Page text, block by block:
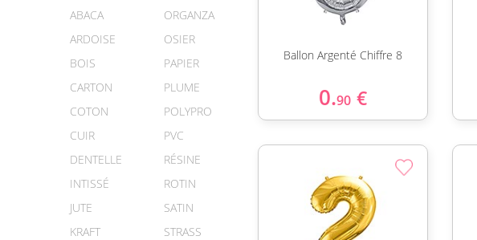
ABACA
ARDOISE
BOIS
CARTON
COTON
CUIR
DENTELLE
INTISSÉ
JUTE
KRAFT
ORGANZA
OSIER
PAPIER
PLUME
POLYPRO
PVC
RÉSINE
ROTIN
SATIN
STRASS
Ballon Argenté Chiffre 8
0.90 €